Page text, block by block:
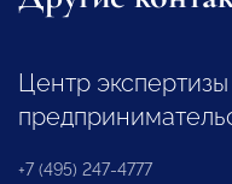
Центр
+7 (495) 247-4777